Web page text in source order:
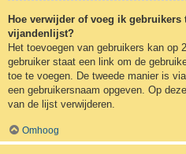
Hoe verwijder of voeg ik
vijandenlijst?
Het toevoegen van gebruikers kan op
gebruiker staat een link om de
toe te voegen. De tweede manier is
een gebruikersnaam opgeven. Op
van de lijst verwijderen.
Omhoog